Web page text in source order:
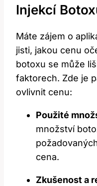
Injekcí
Máte zájem o
jisti, jakou cenu
botoxu se může
faktorech. Zde je
ovlivnit cenu:
Použité
množství
cena.
Zkušenost a